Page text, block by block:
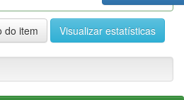
do item Visualizar estatísticas